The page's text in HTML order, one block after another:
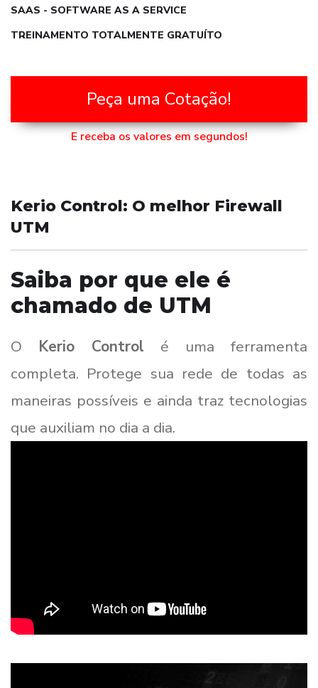
SAAS - SOFTWARE AS A SERVICE
TREINAMENTO TOTALMENTE GRATUÍTO
Peça uma Cotação!
E receba os valores em segundos!
Kerio Control: O melhor Firewall
UTM
Saiba por que ele é
chamado de UTM
O Kerio Control é uma ferramenta
completa. Protege sua rede de todas as
maneiras possíveis e ainda traz tecnologias
que auxiliam no dia a dia.